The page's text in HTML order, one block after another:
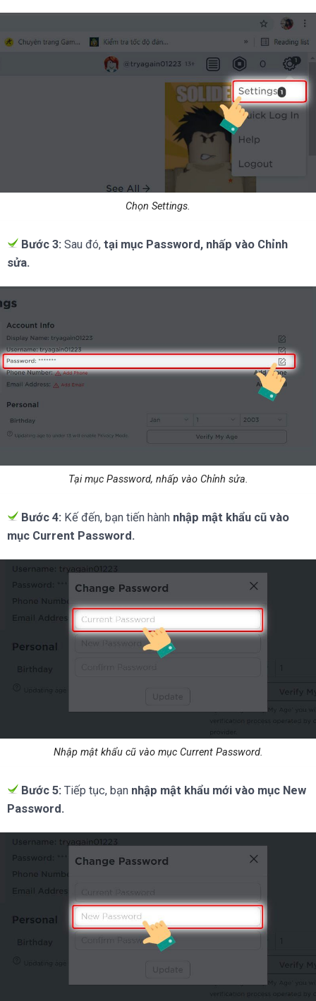
Chọn Settings.
Bước 3: Sau đó, tại mục Password, nhấp vào Chỉnh
sửa.
Tại mục Password, nhấp vào Chỉnh sửa.
Bước 4: Kế đến, bạn tiến hành nhập mật khẩu cũ vào
mục Current Password.
Nhập mật khẩu cũ vào mục Current Password.
Bước 5: Tiếp tục, bạn nhập mật khẩu mới vào mục New
Password.